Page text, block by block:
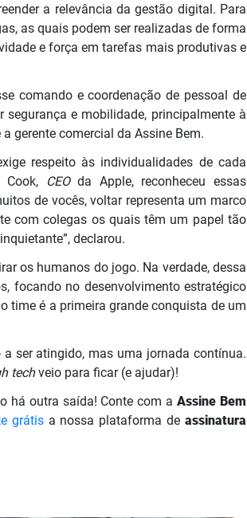
a relevância da gestão digital. Para
as quais podem ser realizadas de forma
e força em tarefas mais produtivas e
comando e coordenação de pessoal de
e mobilidade, principalmente à
gerente comercial da Assine Bem.
respeito às individualidades de cada
CEOda Apple, reconheceu essas
de vocês, voltar representa um marco
com colegas os quais têm um papel tão
declarou.
os humanos do jogo. Na verdade, dessa
focando no desenvolvimento estratégico
time é a primeira grande conquista de um
ser atingido, mas uma jornada contínua.
techveio para ficar (e ajudar)!
há outra saída! Conte com aAssine Bem
grátisa nossa plataforma de assinatura